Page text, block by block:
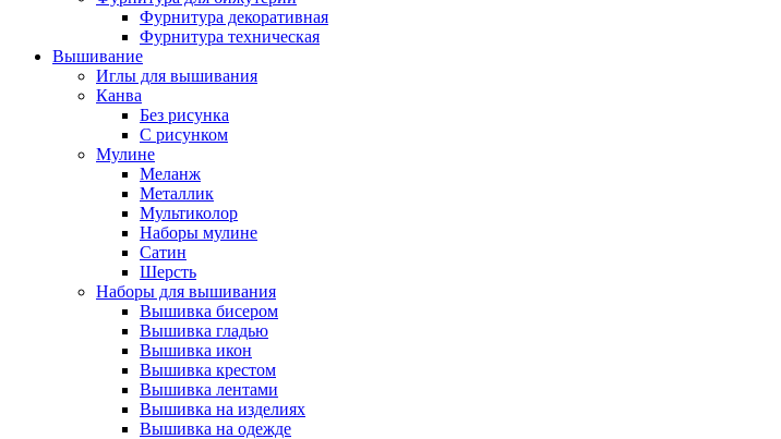
Фурнитура декоративная
Фурнитура техническая
Вышивание
Иглы для вышивания
Канва
Без рисунка
С рисунком
Мулине
Меланж
Металлик
Мультиколор
Наборы мулине
Сатин
Шерсть
Наборы для вышивания
Вышивка бисером
Вышивка гладью
Вышивка икон
Вышивка крестом
Вышивка лентами
Вышивка на изделиях
Вышивка на одежде